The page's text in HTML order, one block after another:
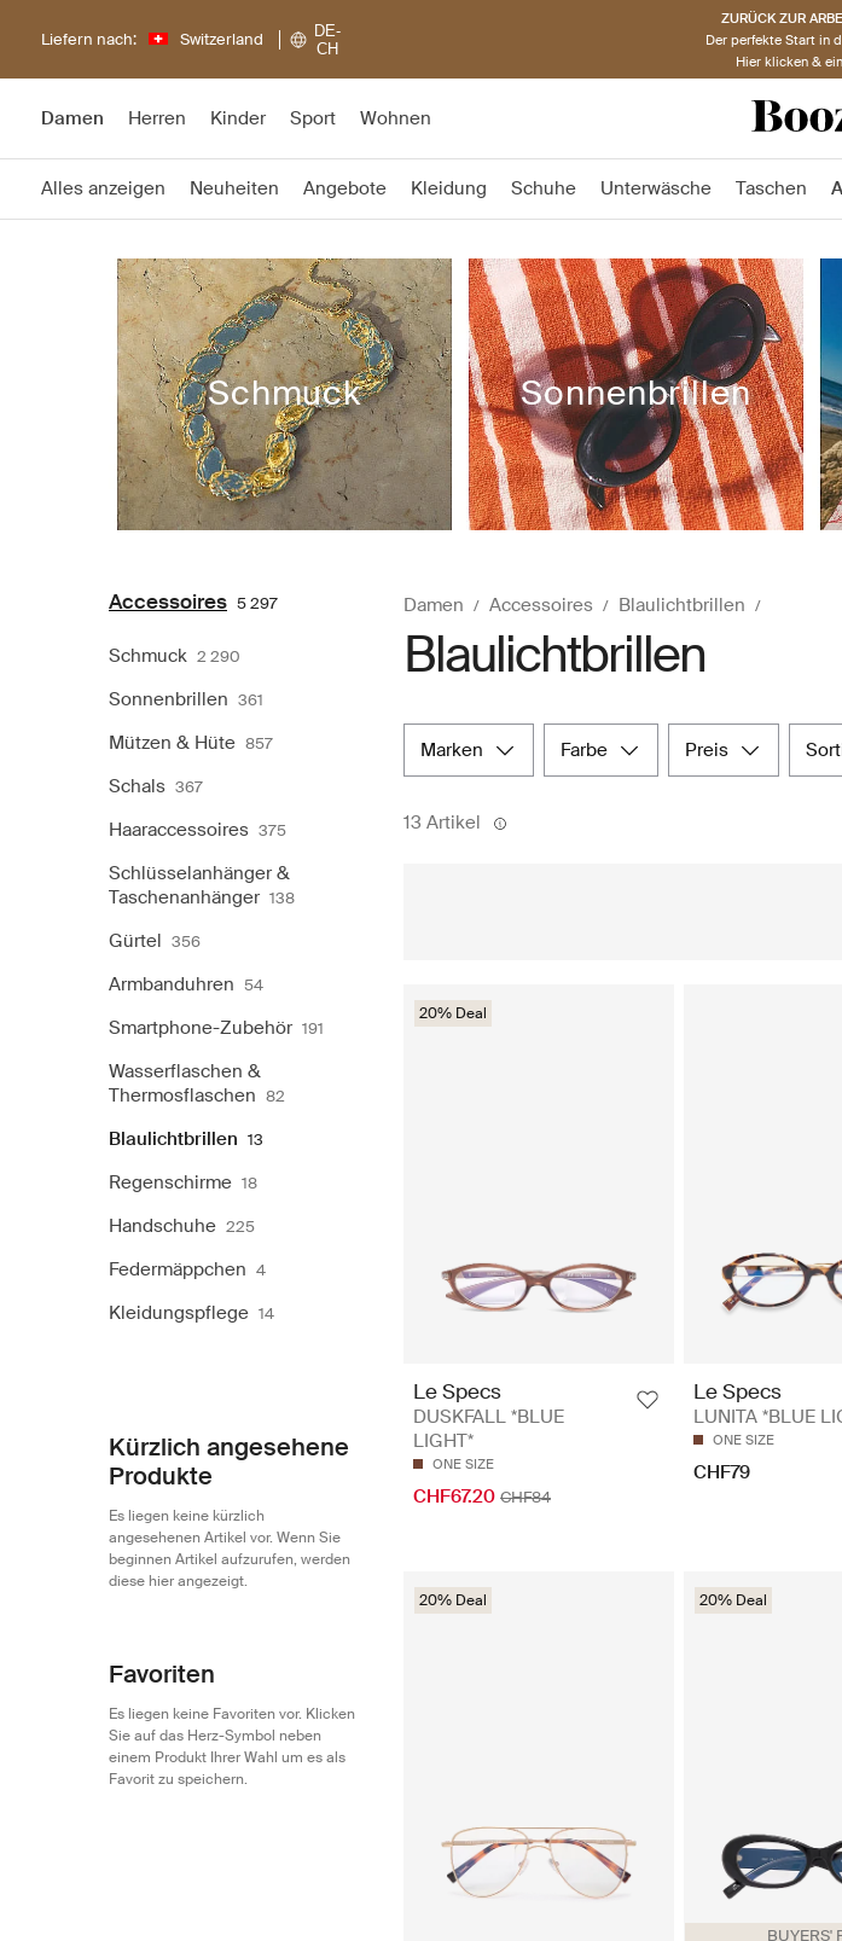
Liefern nach: Switzerland
DE-
CH
ZURÜCK ZUR
Der perfekte Start in
Hier klicken &
Damen Herren Kinder Sport Wohnen
Alles anzeigen Neuheiten Angebote Kleidung Schuhe Unterwäsche Taschen
Schmuck Sonnenbrillen
Accessoires 5 297
Schmuck 2 290
Sonnenbrillen 361
Mützen & Hüte 857
Schals 367
Haaraccessoires 375
Schlüsselanhänger &
Taschenanhänger 138
Gürtel 356
Armbanduhren 54
Smartphone-Zubehör 191
Wasserflaschen &
Thermosflaschen 82
Blaulichtbrillen 13
Regenschirme 18
Handschuhe 225
Federmäppchen 4
Kleidungspflege 14
Kürzlich angesehene
Produkte
Es liegen keine kürzlich
angesehenen Artikel vor. Wenn Sie
beginnen Artikel aufzurufen, werden
diese hier angezeigt.
Favoriten
Es liegen keine Favoriten vor. Klicken
Sie auf das Herz-Symbol neben
einem Produkt Ihrer Wahl um es als
Favorit zu speichern.
Damen Accessoires Blaulichtbrillen
Blaulichtbrillen
marken farbe preis
13 Artikel
20% Deal
Le Specs
DUSKFALL *BLUE
LIGHT*
ONE SIZE
CHF67.20 CHF84
Le Specs
LUNITA *BLUE
ONE SIZE
CHF79
20% Deal
BUYERS'
20% Deal